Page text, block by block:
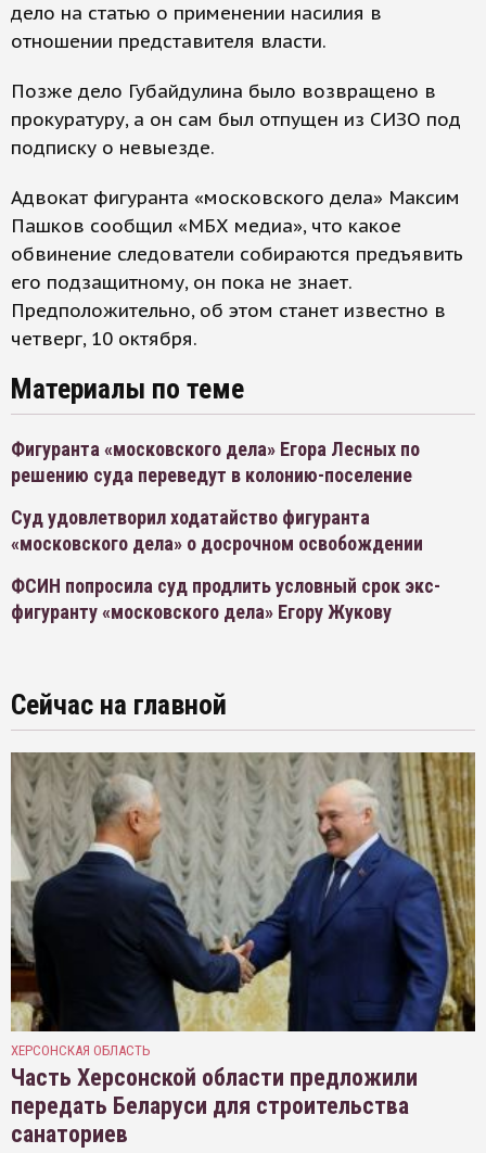
дело на статью о применении насилия в
отношении представителя власти.
Позже дело Губайдулина было возвращено в
прокуратуру, а он сам был отпущен из СИЗО под
подписку о невыезде.
Адвокат фигуранта «московского дела» Максим
Пашков сообщил «МБХ медиа», что какое
обвинение следователи собираются предъявить
его подзащитному, он пока не знает.
Предположительно, об этом станет известно в
четверг, 10 октября.
Материалы по теме
Фигуранта «московского дела» Егора Лесных по
решению суда переведут в колонию-поселение
Суд удовлетворил ходатайство фигуранта
«московского дела» о досрочном освобождении
ФСИН попросила суд продлить условный срок экс-
фигуранту «московского дела» Егору Жукову
Сейчас на главной
ХЕРСОНСКАЯ ОБЛАСТЬ
Часть Херсонской области предложили
передать Беларуси для строительства
санаториев